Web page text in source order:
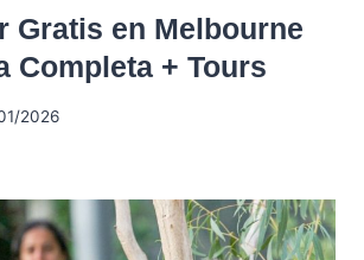
Gratis en Melbourne
Completa + Tours
2026